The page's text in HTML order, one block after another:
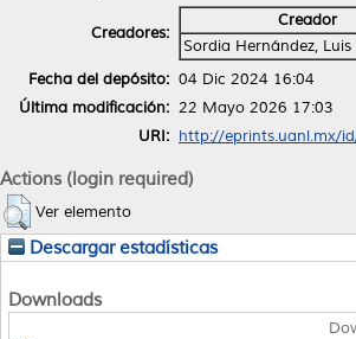
Creadores:
Creador
Sordia Hernández,
Fecha del depósito: 04 Dic 2024 16:04
Última modificación: 22 Mayo 2026 17:03
URI: http://eprints.uanl.mx/
Actions (login required)
Ver elemento
Descargar estadísticas
Downloads